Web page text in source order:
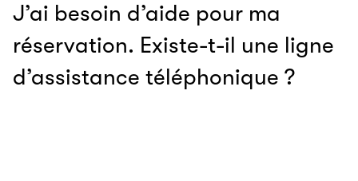
J’ai besoin d’aide pour ma
réservation. Existe-t-il une ligne
d’assistance téléphonique ?